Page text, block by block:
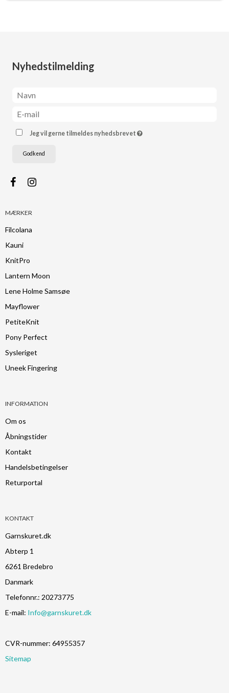
Nyhedstilmelding
Jeg vil gerne tilmeldes nyhedsbrevet
Godkend
MÆRKER
Filcolana
Kauni
KnitPro
Lantern Moon
Lene Holme Samsøe
Mayflower
PetiteKnit
Pony Perfect
Sysleriget
Uneek Fingering
INFORMATION
Om os
Åbningstider
Kontakt
Handelsbetingelser
Returportal
KONTAKT
Garnskuret.dk
Abterp 1
6261 Bredebro
Danmark
Telefonnr.: 20273775
E-mail: Info@garnskuret.dk
CVR-nummer: 64955357
Sitemap